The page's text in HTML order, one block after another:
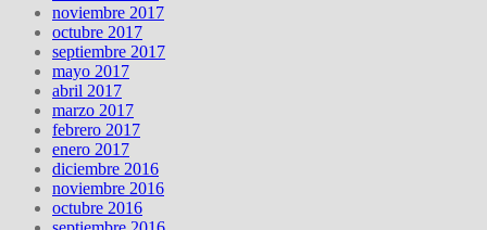
noviembre 2017
octubre 2017
septiembre 2017
mayo 2017
abril 2017
marzo 2017
febrero 2017
enero 2017
diciembre 2016
noviembre 2016
octubre 2016